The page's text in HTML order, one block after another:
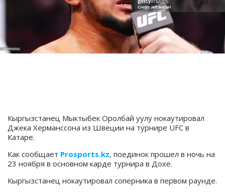
Кыргызстанец Мыктыбек Оролбай уулу нокаутировал
Джека Херманссона из Швеции на турнире UFC в
Катаре.
Как сообщает Prosports.kz, поединок прошел в ночь на
23 ноября в основном карде турнира в Дохе.
Кыргызстанец нокаутировал соперника в первом раунде.